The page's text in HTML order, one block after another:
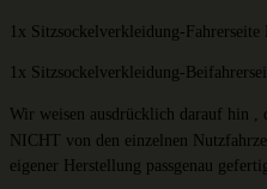
1x Sitzsockelverkleidung-Fahrerseite
1x Sitzsockelverkleidung-
Wir weisen ausdrücklich darauf hin ,
NICHT von den einzelnen
eigener Herstellung passgenau